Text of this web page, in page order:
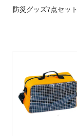
防災グッズ7点セット